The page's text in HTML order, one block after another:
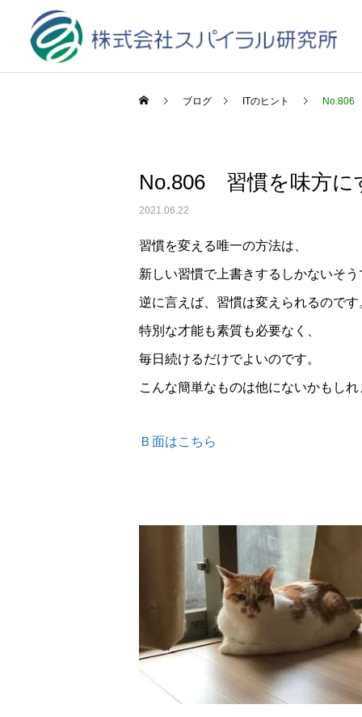
ブログ ITのヒント No.806
No.806 習慣を味方に
2021.06.22
習慣を変える唯一の方法は、
新しい習慣で上書きするしかないそう
逆に言えば、習慣は変えられるのです
特別な才能も素質も必要なく、
毎日続けるだけでよいのです。
こんな簡単なものは他にないかもし
Ｂ面はこちら